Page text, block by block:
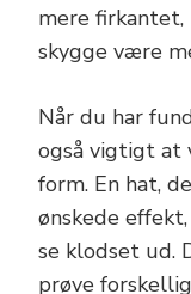
mere
skygge være
Når du har
også vigtigt at
form. En hat,
ønskede
se klodset ud.
prøve